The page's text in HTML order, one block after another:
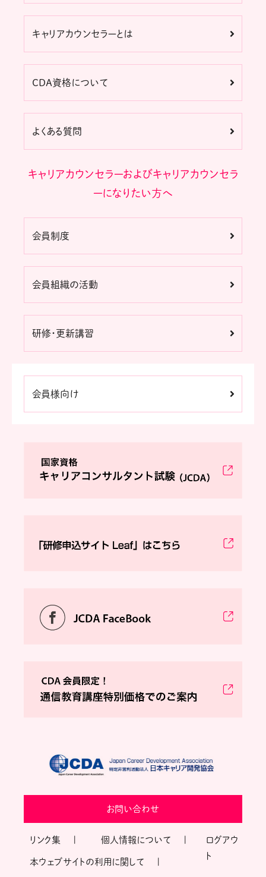
キャリアカウンセラーとは
CDA資格について
よくある質問
キャリアカウンセラーおよびキャリアカウンセラ
ーになりたい方へ
会員制度
会員組織の活動
研修・更新講習
会員様向け
お問い合わせ
リンク集 個人情報について
本ウェブサイトの利用に関して
ログアウ
ト